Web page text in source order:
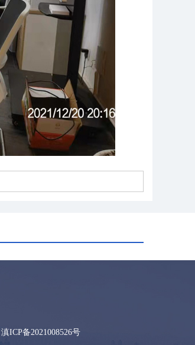
滇ICP备2021008526号